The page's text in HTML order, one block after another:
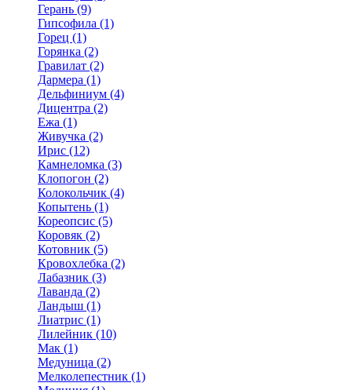
Герань (9)
Гипсофила (1)
Горец (1)
Горянка (2)
Гравилат (2)
Дармера (1)
Дельфиниум (4)
Дицентра (2)
Ежа (1)
Живучка (2)
Ирис (12)
Камнеломка (3)
Клопогон (2)
Колокольчик (4)
Копытень (1)
Кореопсис (5)
Коровяк (2)
Котовник (5)
Кровохлебка (2)
Лабазник (3)
Лаванда (2)
Ландыш (1)
Лиатрис (1)
Лилейник (10)
Мак (1)
Медуница (2)
Мелколепестник (1)